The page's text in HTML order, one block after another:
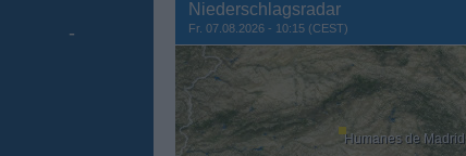
-
Niederschlagsradar
Fr. 07.08.2026 - 10:15 (CEST)
Humanes de Madrid